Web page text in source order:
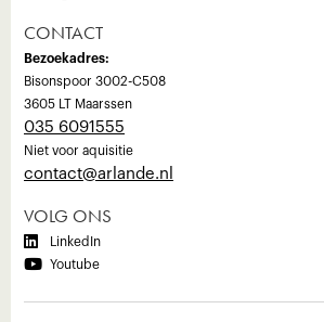
CONTACT
Bezoekadres:
Bisonspoor 3002-C508
3605 LT Maarssen
035 6091555
Niet voor aquisitie
‍contact@arlande.nl
VOLG ONS
 LinkedIn
 Youtube